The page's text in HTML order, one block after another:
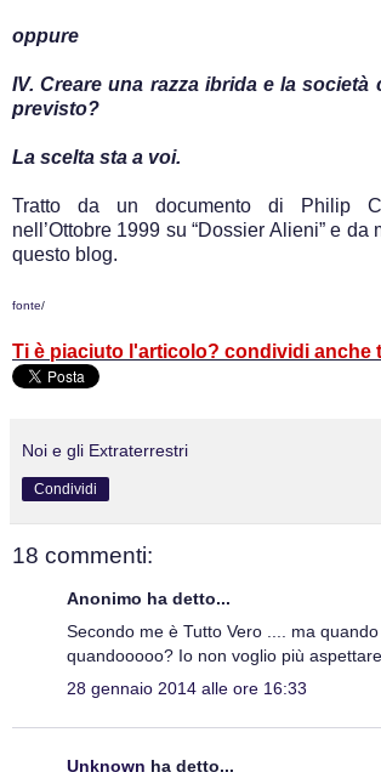
oppure
IV. Creare una razza ibrida e la società
previsto?
La scelta sta a voi.
Tratto da un documento di Philip
nell’Ottobre 1999 su “Dossier Alieni” e da
questo blog.
fonte/
Ti è piaciuto l'articolo? condividi anche
Noi e gli Extraterrestri
Condividi
18 commenti:
Anonimo ha detto...
Secondo me è Tutto Vero .... ma
quandooooo? Io non voglio più aspettare.
28 gennaio 2014 alle ore 16:33
Unknown ha detto...